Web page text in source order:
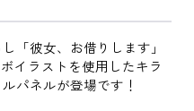
「彼女、お借りします」
イラストを使用したキラ
パネルが登場です！